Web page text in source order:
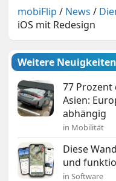
mobiFlip / News /
iOS mit Redesign
Weitere Neuigkeiten
77 Prozent
Asien:
abhängig
in Mobilität
Diese
und
in Software